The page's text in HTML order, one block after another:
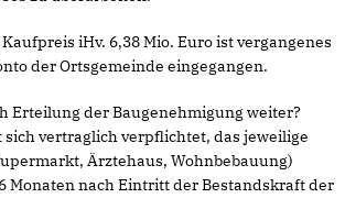
iHv. 6,38 Mio. Euro ist vergangenes
der Ortsgemeinde eingegangen.
Erteilung der Baugenehmigung weiter?
sich vertraglich verpflichtet, das jeweilige
Ärztehaus, Wohnbebauung)
Monaten nach Eintritt der Bestandskraft der